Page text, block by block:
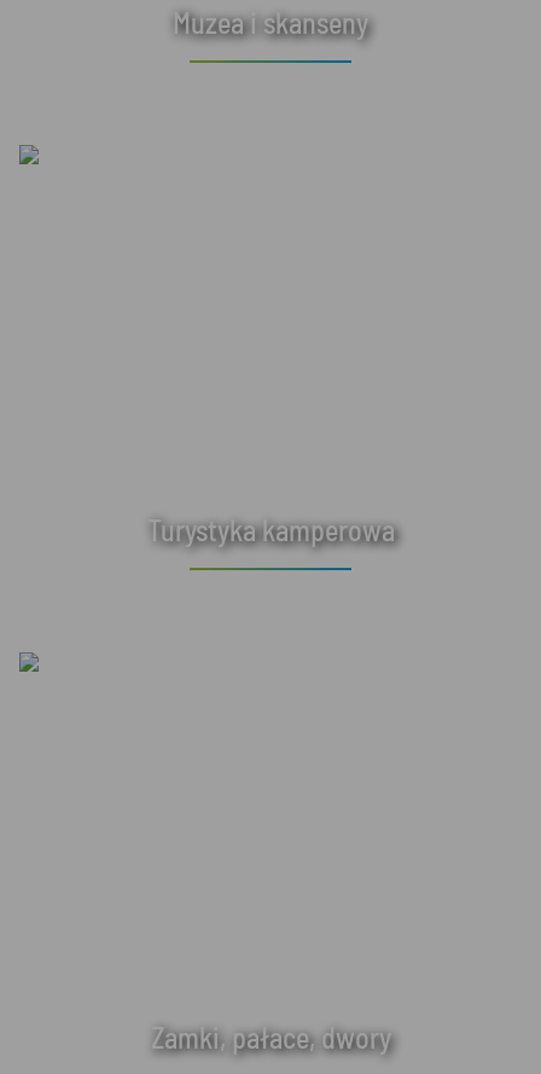
Muzea i skanseny
Turystyka kamperowa
Zamki, pałace, dwory